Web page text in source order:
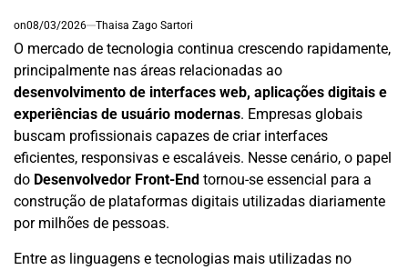
on08/03/2026 Thaisa Zago Sartori
O mercado de tecnologia continua crescendo rapidamente,
principalmente nas áreas relacionadas ao
desenvolvimento de interfaces web, aplicações digitais e
experiências de usuário modernas. Empresas globais
buscam profissionais capazes de criar interfaces
eficientes, responsivas e escaláveis. Nesse cenário, o papel
do Desenvolvedor Front-End tornou-se essencial para a
construção de plataformas digitais utilizadas diariamente
por milhões de pessoas.
Entre as linguagens e tecnologias mais utilizadas no